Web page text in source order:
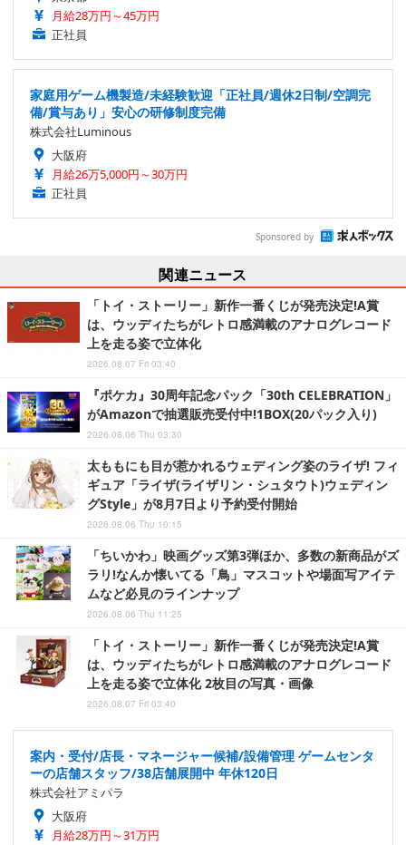
月給28万円～45万円
正社員
家庭用ゲーム機製造/未経験歓迎「正社員/週休2日制/空調完
備/賞与あり」安心の研修制度完備
株式会社Luminous
大阪府
月給26万5,000円～30万円
正社員
Sponsored by
関連ニュース
「トイ・ストーリー」新作一番くじが発売決定!A賞
は、ウッディたちがレトロ感満載のアナログレコード
上を走る姿で立体化
2026.08.07 Fri 03:40
『ポケカ』30周年記念パック「30th CELEBRATION」
がAmazonで抽選販売受付中!1BOX(20パック入り)
2026.08.06 Thu 03:30
太ももにも目が惹かれるウェディング姿のライザ! フィ
ギュア「ライザ(ライザリン・シュタウト)ウェディン
グStyle」が8月7日より予約受付開始
2026.08.06 Thu 10:15
「ちいかわ」映画グッズ第3弾ほか、多数の新商品がズ
ラリ!なんか懐いてる「鳥」マスコットや場面写アイテ
ムなど必見のラインナップ
2026.08.06 Thu 11:25
「トイ・ストーリー」新作一番くじが発売決定!A賞
は、ウッディたちがレトロ感満載のアナログレコード
上を走る姿で立体化 2枚目の写真・画像
2026.08.07 Fri 03:40
案内・受付/店長・マネージャー候補/設備管理 ゲームセンタ
ーの店舗スタッフ/38店舗展開中 年休120日
株式会社アミパラ
大阪府
月給28万円～31万円